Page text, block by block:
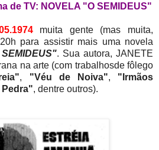
de TV: NOVELA "O SEMIDEUS"
muita gente (mas muita,
para assistir mais uma novela
. Sua autora, JANETE
na arte (com trabalhosde fôlego
, "Véu de Noiva", "Irmãos
Pedra", dentre outros).